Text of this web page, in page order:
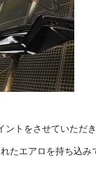
トをさせていただき
たエアロを持ち込み